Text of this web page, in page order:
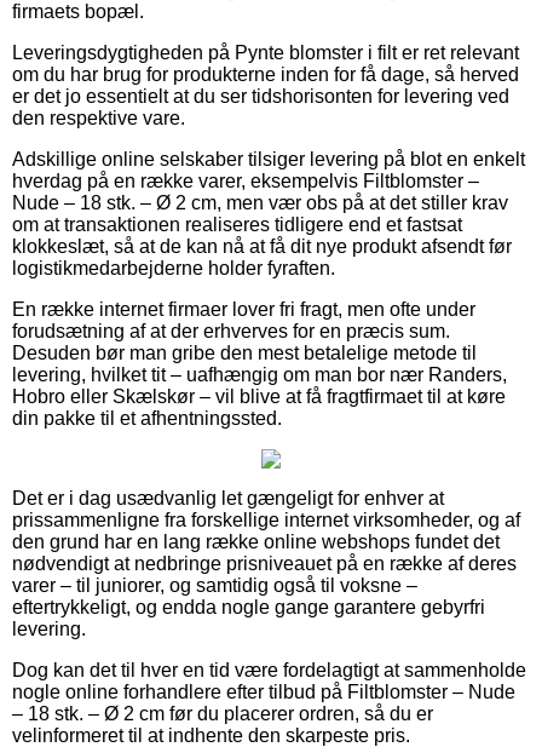
firmaets bopæl.
Leveringsdygtigheden på Pynte blomster i filt er ret relevant
om du har brug for produkterne inden for få dage, så herved
er det jo essentielt at du ser tidshorisonten for levering ved
den respektive vare.
Adskillige online selskaber tilsiger levering på blot en enkelt
hverdag på en række varer, eksempelvis Filtblomster –
Nude – 18 stk. – Ø 2 cm, men vær obs på at det stiller krav
om at transaktionen realiseres tidligere end et fastsat
klokkeslæt, så at de kan nå at få dit nye produkt afsendt før
logistikmedarbejderne holder fyraften.
En række internet firmaer lover fri fragt, men ofte under
forudsætning af at der erhverves for en præcis sum.
Desuden bør man gribe den mest betalelige metode til
levering, hvilket tit – uafhængig om man bor nær Randers,
Hobro eller Skælskør – vil blive at få fragtfirmaet til at køre
din pakke til et afhentningssted.
Det er i dag usædvanlig let gængeligt for enhver at
prissammenligne fra forskellige internet virksomheder, og af
den grund har en lang række online webshops fundet det
nødvendigt at nedbringe prisniveauet på en række af deres
varer – til juniorer, og samtidig også til voksne –
eftertrykkeligt, og endda nogle gange garantere gebyrfri
levering.
Dog kan det til hver en tid være fordelagtigt at sammenholde
nogle online forhandlere efter tilbud på Filtblomster – Nude
– 18 stk. – Ø 2 cm før du placerer ordren, så du er
velinformeret til at indhente den skarpeste pris.